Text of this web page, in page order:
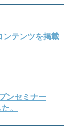
テンツを掲載
ンセミナー
。